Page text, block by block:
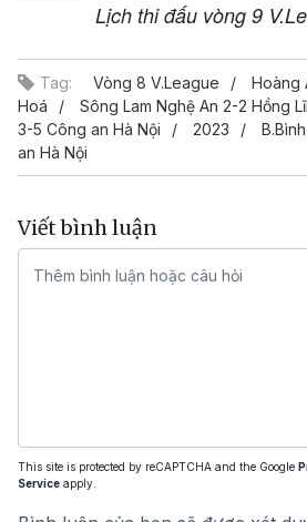
Lịch thi đấu vòng 9
Tag: Vòng 8 V.League
Hoàng
Hoá
Sông Lam Nghệ An 2-2 Hồng
3-5 Công an Hà Nội
2023
an Hà Nội
Viết bình luận
This site is protected by reCAPTCHA and the Google
Service apply.